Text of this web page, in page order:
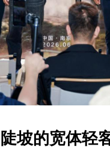
陡坡的宽体轻